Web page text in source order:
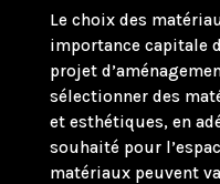
Le choix des
importance capitale
projet
sélectionner des
et esthétiques, en
souhaité pour
matériaux peuvent